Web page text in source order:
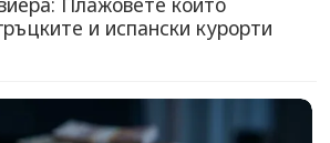
и испански курорти